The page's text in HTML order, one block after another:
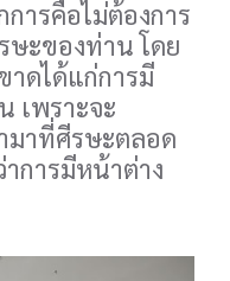
ารคือไม่ต้องการ
ษะของท่าน โดย
าดได้แก่การมี
เพราะจะ
มาที่ศีรษะตลอด
การมีหน้าต่าง